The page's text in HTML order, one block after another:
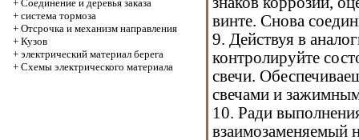
+ Соединение и деревья заказа
+ система тормоза
+ Отсрочка и механизм направления
+ Кузов
+ электрический материал берега
+ Схемы электрического материала
винте. Снова
9. Действуя в
контролируйте
свечи.
свечами и
10. Ради
взаимозаменяемый